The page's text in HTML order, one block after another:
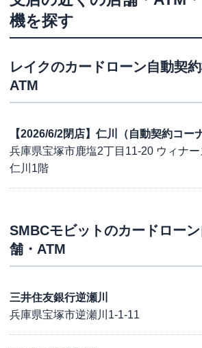
機を探す
レイクのカードローン自動契
ATM
【2026/6/2閉店】仁川（自動契約コー
兵庫県宝塚市鹿塩2丁目11-20 ウィナー
仁川1階
SMBCモビットのカードロー
舗・ATM
三井住友銀行逆瀬川
兵庫県宝塚市逆瀬川1-1-11